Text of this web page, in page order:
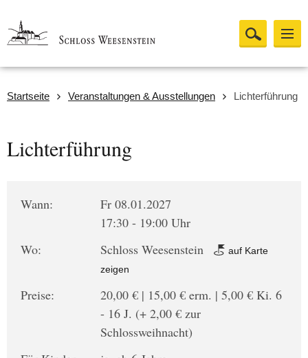
Startseite Veranstaltungen & Ausstellungen Lichterführung
Lichterführung
Wann:
Fr 08.01.2027
17:30 - 19:00 Uhr
Wo:
Schloss Weesenstein
auf Karte
zeigen
Preise:
20,00 € | 15,00 € erm. | 5,00 € Ki. 6
- 16 J. (+ 2,00 € zur
Schlossweihnacht)